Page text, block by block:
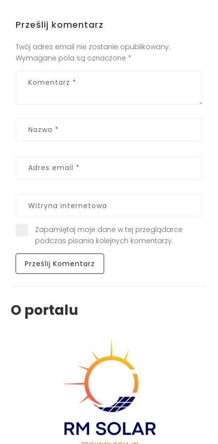
Prześlij komentarz
Twój adres email nie zostanie opublikowany.
Wymagane pola są oznaczone *
Zapamiętaj moje dane w tej przeglądarce
podczas pisania kolejnych komentarzy.
O portalu